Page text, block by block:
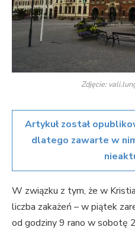
Zdjęcie:
Artykuł został
dlatego zawarte w
W związku z tym, że w
liczba zakażeń – w piątek
od godziny 9 rano w sobotę